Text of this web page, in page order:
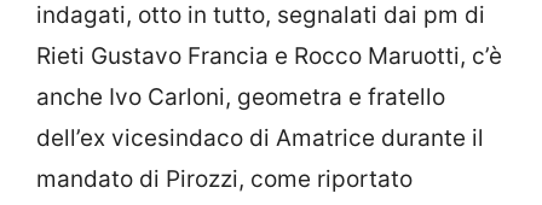
indagati, otto in tutto, segnalati dai pm di
Rieti Gustavo Francia e Rocco Maruotti, c’è
anche Ivo Carloni, geometra e fratello
dell’ex vicesindaco di Amatrice durante il
mandato di Pirozzi, come riportato